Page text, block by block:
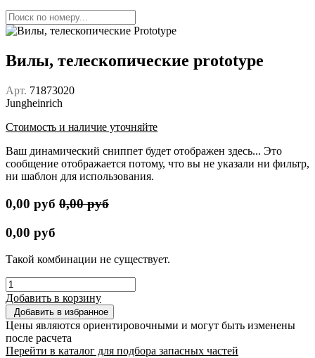
Вилы, телескопические prototype
Арт. 71873020
Jungheinrich
Стоимость и наличие уточняйте
Ваш динамический сниппет будет отображен здесь... Это
сообщение отображается потому, что вы не указали ни фильтр,
ни шаблон для использования.
0,00 руб 0,00руб
0,00 руб
Такой комбинации не существует.
Добавить в корзину
Добавить в избранное
Цены являются ориентировочными и могут быть изменены
после расчета
Перейти в каталог для подбора запасных частей